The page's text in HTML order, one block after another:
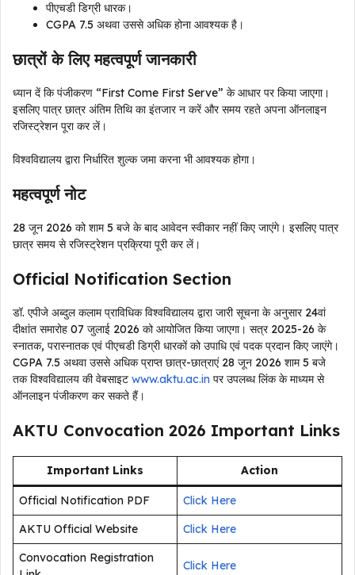
पीएचडी डिग्री धारक।
CGPA 7.5 अथवा उससे अधिक होना आवश्यक है।
छात्रों के लिए महत्वपूर्ण जानकारी
ध्यान दें कि पंजीकरण “First Come First Serve” के आधार पर किया जाएगा।
इसलिए पात्र छात्र अंतिम तिथि का इंतजार न करें और समय रहते अपना ऑनलाइन
रजिस्ट्रेशन पूरा कर लें।
विश्वविद्यालय द्वारा निर्धारित शुल्क जमा करना भी आवश्यक होगा।
महत्वपूर्ण नोट
28 जून 2026 को शाम 5 बजे के बाद आवेदन स्वीकार नहीं किए जाएंगे। इसलिए पात्र
छात्र समय से रजिस्ट्रेशन प्रक्रिया पूरी कर लें।
Official Notification Section
डॉ. एपीजे अब्दुल कलाम प्राविधिक विश्वविद्यालय द्वारा जारी सूचना के अनुसार 24वां
दीक्षांत समारोह 07 जुलाई 2026 को आयोजित किया जाएगा। सत्र 2025-26 के
स्नातक, परास्नातक एवं पीएचडी डिग्री धारकों को उपाधि एवं पदक प्रदान किए जाएंगे।
CGPA 7.5 अथवा उससे अधिक प्राप्त छात्र-छात्राएं 28 जून 2026 शाम 5 बजे
तक विश्वविद्यालय की वेबसाइट www.aktu.ac.in पर उपलब्ध लिंक के माध्यम से
ऑनलाइन पंजीकरण कर सकते हैं।
AKTU Convocation 2026 Important Links
Important Links Action
Official Notification PDF
Click Here
AKTU Official Website
Click Here
Convocation Registration
Click Here